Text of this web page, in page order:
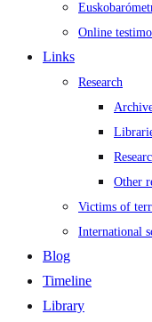
Online
Links
Research
Other
Victims of
International
Blog
Timeline
Library